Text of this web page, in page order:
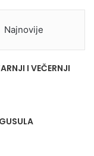
Najnovije
I VEČERNJI